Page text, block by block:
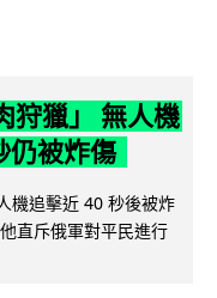
狩獵」 無人機
仍被炸傷
機追擊近 40 秒後被炸
直斥俄軍對平民進行